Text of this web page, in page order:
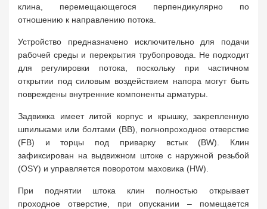
клина, перемещающегося перпендикулярно по
отношению к направлению потока.
Устройство предназначено исключительно для подачи
рабочей среды и перекрытия трубопровода. Не подходит
для регулировки потока, поскольку при частичном
открытии под силовым воздействием напора могут быть
повреждены внутренние компоненты арматуры.
Задвижка имеет литой корпус и крышку, закрепленную
шпильками или болтами (BB), полнопроходное отверстие
(FB) и торцы под приварку встык (BW). Клин
зафиксирован на выдвижном штоке с наружной резьбой
(OSY) и управляется поворотом маховика (HW).
При поднятии штока клин полностью открывает
проходное отверстие, при опускании – помещается